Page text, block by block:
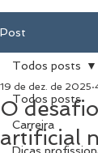
Post
Todos posts
Carreira
Todos posts
O
artificial
19 de dez. de 2025